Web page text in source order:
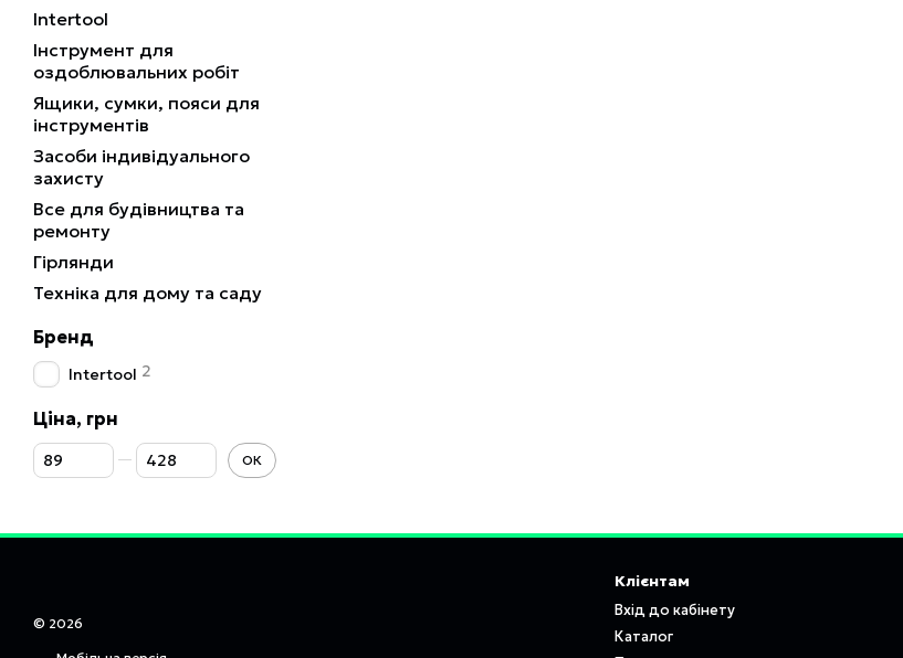
Intertool
Інструмент для
оздоблювальних робіт
Ящики, сумки, пояси для
інструментів
Засоби індивідуального
захисту
Все для будівництва та
ремонту
Гірлянди
Техніка для дому та саду
Бренд
Intertool 2
Ціна, грн
Від Ціна, грн
До Ціна, грн ОК
© 2026
Клієнтам
Вхід до кабінету
Каталог